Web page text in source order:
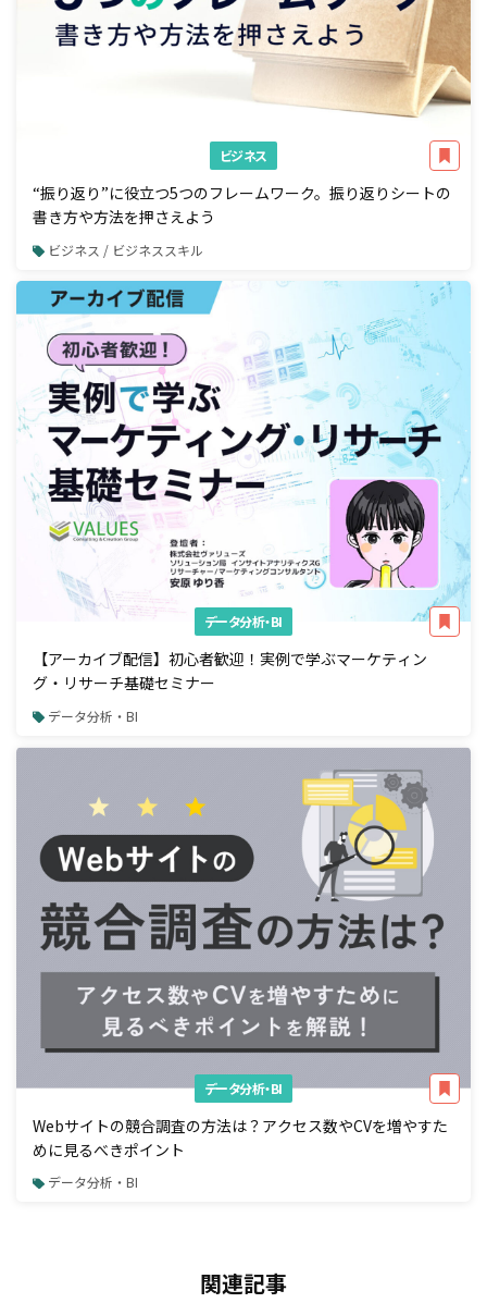
ビジネス
“振り返り”に役立つ5つのフレームワーク。振り返りシートの
書き方や方法を押さえよう
ビジネス / ビジネススキル
データ分析・BI
【アーカイブ配信】初心者歓迎！実例で学ぶマーケティン
グ・リサーチ基礎セミナー
データ分析・BI
データ分析・BI
Webサイトの競合調査の方法は？アクセス数やCVを増やすた
めに見るべきポイント
データ分析・BI
関連記事